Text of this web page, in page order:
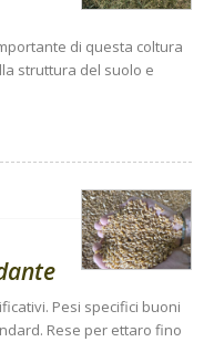
di questa coltura
struttura del suolo e
Pesi specifici buoni
Rese per ettaro fino